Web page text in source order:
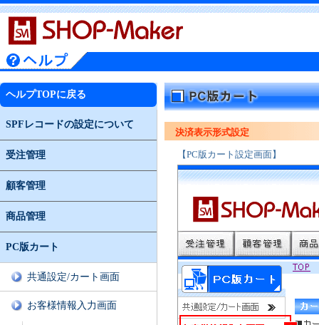
ヘルプTOPに戻る
SPFレコードの設定について
受注管理
顧客管理
商品管理
PC版カート
共通設定/カート画面
お客様情報入力画面
決済表示形式設定
【PC版カート設定画面】